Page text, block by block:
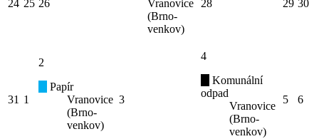
24 25 26
Vranovice
(Brno-
venkov)
28 29 30
31 1
2
Papír
Vranovice
(Brno-
venkov)
3
4
Komunální
odpad
Vranovice
(Brno-
venkov)
5 6